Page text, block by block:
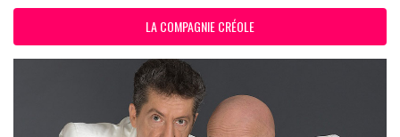
LA COMPAGNIE CRÉOLE